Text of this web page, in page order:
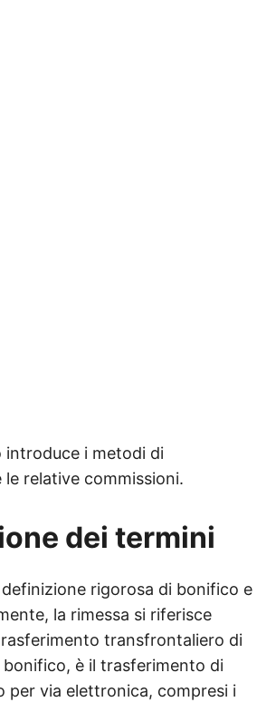
introduce i metodi di
relative commissioni.
dei termini
rigorosa di bonifico e
la rimessa si riferisce
transfrontaliero di
è il trasferimento di
via elettronica, compresi i